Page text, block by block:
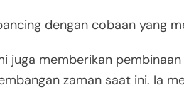
dengan cobaan yang
juga memberikan
zaman saat ini. Ia